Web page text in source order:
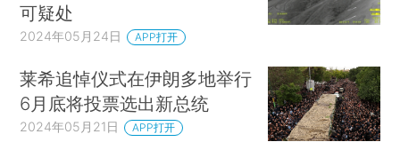
可疑处
2024年05月24日 APP打开
莱希追悼仪式在伊朗多地举行
6月底将投票选出新总统
2024年05月21日 APP打开